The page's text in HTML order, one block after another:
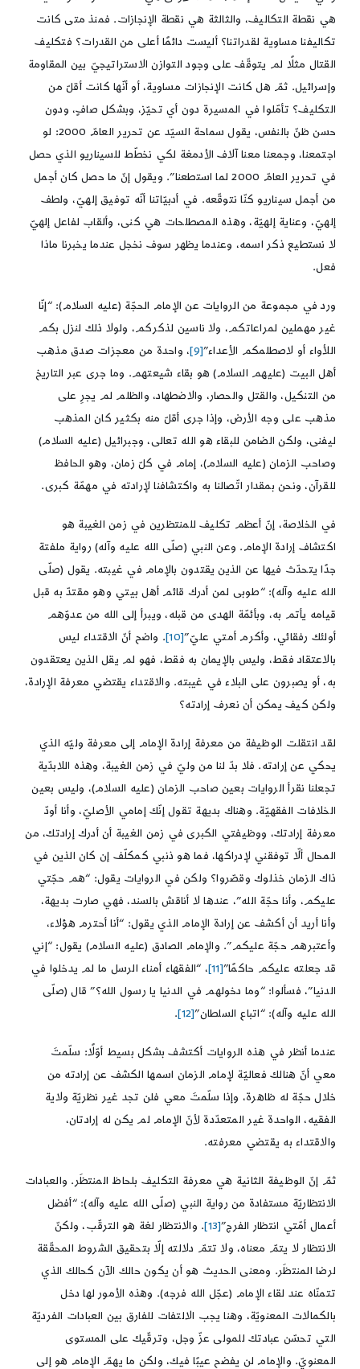
هي نقطة التكاليف، والثالثة هي نقطة الإنجازات. فمنذ متى كانت
تكاليفنا مساوية لقدراتنا؟ أليست دائمًا أعلى من القدرات؟ فتكليف
القتال مثلًا لم يتوقّف على وجود التوازن الاستراتيجيّ بين المقاومة
وإسرائيل. ثمّ هل كانت الإنجازات مساوية، أو أنّها كانت أقلّ من
التكليف؟ تأمّلوا في المسيرة دون أي تحيّز، وبشكل صافٍ، ودون
حسن ظنّ بالنفس، يقول سماحة السيّد عن تحرير العامّ 2000: لو
اجتمعنا، وجمعنا معنا آلاف الأدمغة لكي نخطّط للسيناريو الذي حصل
في تحرير العامّ 2000 لما استطعنا”. ويقول إنّ ما حصل كان أجمل
من أجمل سيناريو كنّا نتوقّعه. في أدبيّاتنا أنّه توفيق إلهيّ، ولطف
إلهيّ، وعناية إلهيّة، وهذه المصطلحات هي كنى، وألقاب لفاعل إلهيّ
لا نستطيع ذكر اسمه، وعندما يظهر سوف نخجل عندما يخبرنا ماذا
فعل.
ورد في مجموعة من الروايات عن الإمام الحجّة (عليه السلام): “إنّا
غير مهملين لمراعاتكم، ولا ناسين لذكركم، ولولا ذلك لنزل بكم
اللأواء أو لاصطلمكم الأعداء”[9]
، واحدة من معجزات صدق مذهب
أهل البيت (عليهم السلام) هو بقاء شيعتهم. وما جرى عبر التاريخ
من التنكيل، والقتل والحصار، والاضطهاد، والظلم لم يجرِ على
مذهب على وجه الأرض، وإذا جرى أقلّ منه بكثير كان المذهب
ليفنى، ولكن الضامن للبقاء هو الله تعالى، وجبرائيل (عليه السلام)
وصاحب الزمان (عليه السلام)، إمام في كلّ زمان، وهو الحافظ
للقرآن، ونحن بمقدار اتّصالنا به واكتشافنا لإرادته في مهمّة كبرى.
في الخلاصة، إنّ أعظم تكليف للمنتظرين في زمن الغيبة هو
اكتشاف إرادة الإمام. وعن النبي (صلّى الله عليه وآله) رواية ملفتة
جدًا يتحدّث فيها عن الذين يقتدون بالإمام في غيبته. يقول (صلّى
الله عليه وآله): “طوبى لمن أدرك قائم أهل بيتي وهو مقتدّ به قبل
قيامه يأتم به، وبأئمّة الهدى من قبله، ويبرأ إلى الله من عدوّهم
أولئك رفقائي، وأكرم أمتي عليّ”[10]
. واضح أنّ الاقتداء ليس
بالاعتقاد فقط، وليس بالإيمان به فقط، فهو لم يقل الذين يعتقدون
به، أو يصبرون على البلاء في غيبته. والاقتداء يقتضي معرفة الإرادة،
ولكن كيف يمكن أن نعرف إرادته؟
لقد انتقلت الوظيفة من معرفة إرادة الإمام إلى معرفة وليّه الذي
يحكي عن إرادته. فلا بدّ لنا من وليّ في زمن الغيبة، وهذه اللابدّية
تجعلنا نقرأ الروايات بعين صاحب الزمان (عليه السلام)، وليس بعين
الخلافات الفقهيّة. وهناك بديهة تقول إنّك إمامي الأصليّ، وأنا أودّ
معرفة إرادتك، ووظيفتي الكبرى في زمن الغيبة أن أدرك إرادتك، من
المحال ألّا توفقني لإدراكها، فما هو ذنبي كمكلّف إن كان الذين في
ذاك الزمان خذلوك وقصّروا؟ ولكن في الروايات يقول: “هم حجّتي
عليكم، وأنا حجّة الله”، عندها لا أناقش بالسند، فهي صارت بديهة،
وأنا أريد أن أكشف عن إرادة الإمام الذي يقول: “أنا أحترم هؤلاء،
وأعتبرهم حجّة عليكم”. والإمام الصادق (عليه السلام) يقول: “إني
قد جعلته عليكم حاكمًا”[11]
، “الفقهاء أمناء الرسل ما لم يدخلوا في
الدنيا”، فسألوا: “وما دخولهم في الدنيا يا رسول الله؟” قال (صلّى
الله عليه وآله): “اتباع السلطان”[12]
.
عندما أنظر في هذه الروايات أكتشف بشكل بسيط أوّلًا: سلّمتَ
معي أنّ هنالك فعاليّة لإمام الزمان اسمها الكشف عن إرادته من
خلال حجّة له ظاهرة، وإذا سلّمتَ معي فلن تجد غير نظريّة ولاية
الفقيه، الواحدة غير المتعدّدة لأنّ الإمام لم يكن له إرادتان،
والاقتداء به يقتضي معرفته.
ثمّ إنّ الوظيفة الثانية هي معرفة التكليف بلحاظ المنتظَر. والعبادات
الانتظاريّة مستفادة من رواية النبي (صلّى الله عليه وآله): “أفضل
أعمال أمّتي انتظار الفرج”[13]
. والانتظار لغة هو الترقّب، ولكنّ
الانتظار لا يتمّ معناه، ولا تتمّ دلالته إلّا بتحقيق الشروط المحقّقة
لرضا المنتظَر. ومعنى الحديث هو أن يكون حالك الآن كحالك الذي
تتمنّاه عند لقاء الإمام (عجّل الله فرجه). وهذه الأمور لها دخل
بالكمالات المعنويّة، وهنا يجب الالتفات للفارق بين العبادات الفرديّة
التي تحسّن عبادتك للمولى عزّ وجل، وترقّيك على المستوى
المعنويّ. والإمام لن يفضح عيبًا فيك، ولكن ما يهمّ الإمام هو إلى